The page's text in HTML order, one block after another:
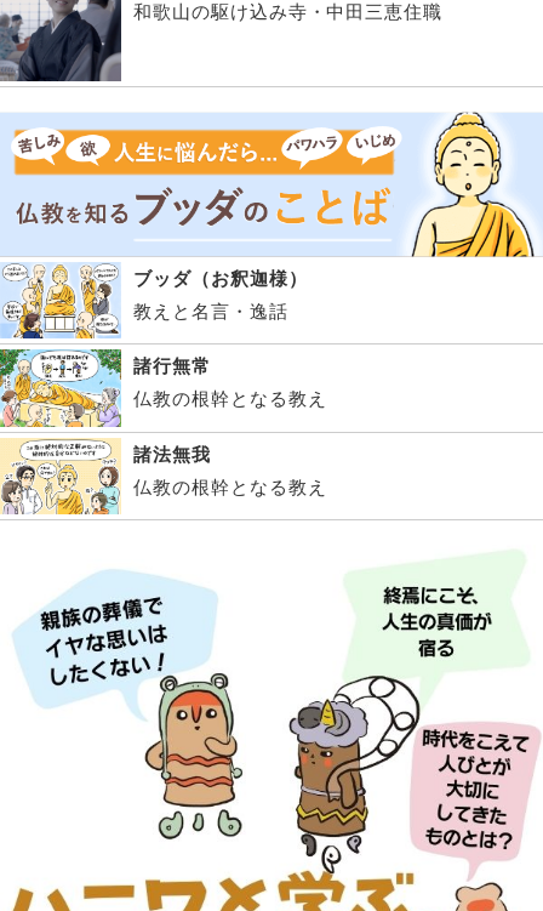
和歌山の駆け込み寺・中田三恵住職
ブッダ（お釈迦様）
教えと名言・逸話
諸行無常
仏教の根幹となる教え
諸法無我
仏教の根幹となる教え